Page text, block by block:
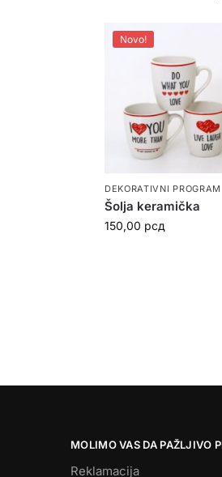
Novo!
DEKORATIVNI PROGRAM
Šolja keramička
150,00 рсд
MOLIMO VAS DA PAŽLJIVO
Reklamacija